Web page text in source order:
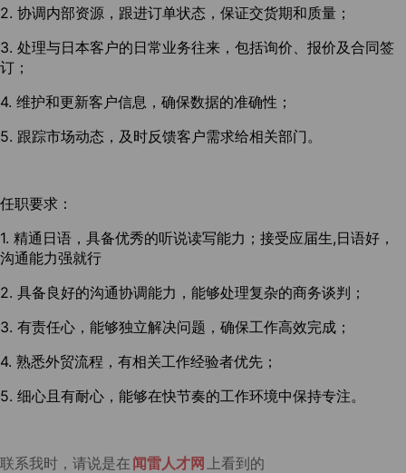
2. 协调内部资源，跟进订单状态，保证交货期和质量；
3. 处理与日本客户的日常业务往来，包括询价、报价及合同签
订；
4. 维护和更新客户信息，确保数据的准确性；
5. 跟踪市场动态，及时反馈客户需求给相关部门。
任职要求：
1. 精通日语，具备优秀的听说读写能力；接受应届生,日语好，
沟通能力强就行
2. 具备良好的沟通协调能力，能够处理复杂的商务谈判；
3. 有责任心，能够独立解决问题，确保工作高效完成；
4. 熟悉外贸流程，有相关工作经验者优先；
5. 细心且有耐心，能够在快节奏的工作环境中保持专注。
联系我时，请说是在 闻雷人才网 上看到的